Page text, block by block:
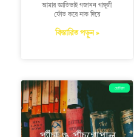
আমার জ্ঞাতিভাই গজানন গাঙ্গুলী
ফোঁত করে নাক দিয়ে
বিস্তারিত পড়ুন »
ছোটগল্প